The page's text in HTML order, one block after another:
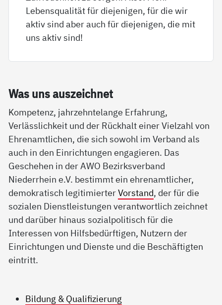
Lebensqualität für diejenigen, für die wir
aktiv sind aber auch für diejenigen, die mit
uns aktiv sind!
Was uns aus­zeich­net
Kompetenz, jahrzehntelange Erfahrung,
Verlässlichkeit und der Rückhalt einer Vielzahl von
Ehrenamtlichen, die sich sowohl im Verband als
auch in den Einrichtungen engagieren. Das
Geschehen in der AWO Bezirksverband
Niederrhein e.V. bestimmt ein ehrenamtlicher,
demokratisch legitimierterVorstand, der für die
sozialen Dienstleistungen verantwortlich zeichnet
und darüber hinaus sozialpolitisch für die
Interessen von Hilfsbedürftigen, Nutzern der
Einrichtungen und Dienste und die Beschäftigten
eintritt.
Bildung & Qualifizierung